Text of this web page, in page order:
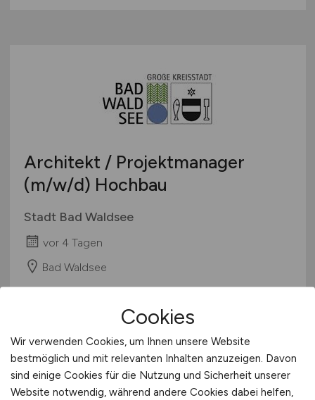
Arbeitnehmerüberlassung
geringfügige Beschäftigung / Minijob
Berufseinstieg / Trainee
Studentenjobs / Werkstudenten
Ausbildung / Studium
Praktikum
Mecklenburg-Vorpommern
Niedersachsen
Rheinland-Pfalz
Saarland
Sachsen
Sachsen-Anhalt
Schleswig-Holstein
Deutschlandweit
Österreich
Schweiz
Architekt / Projektmanager
(m/w/d) Hochbau
Stadt Bad Waldsee
vor 4 Tagen
Bad Waldsee
1
Cookies
Wir verwenden Cookies, um Ihnen unsere Website
bestmöglich und mit relevanten Inhalten anzuzeigen. Davon
sind einige Cookies für die Nutzung und Sicherheit unserer
Website notwendig, während andere Cookies dabei helfen,